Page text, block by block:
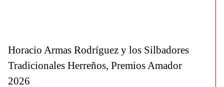
Horacio Armas Rodríguez y los Silbadores
Tradicionales Herreños, Premios Amador
2026